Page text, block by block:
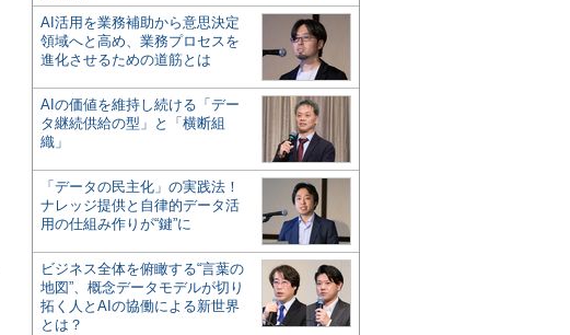
AI活用を業務補助から意思決定
領域へと高め、業務プロセスを
進化させるための道筋とは
AIの価値を維持し続ける「デー
タ継続供給の型」と「横断組
織」
「データの民主化」の実践法！
ナレッジ提供と自律的データ活
用の仕組み作りが“鍵”に
ビジネス全体を俯瞰する“言葉の
地図”、概念データモデルが切り
拓く人とAIの協働による新世界
とは？